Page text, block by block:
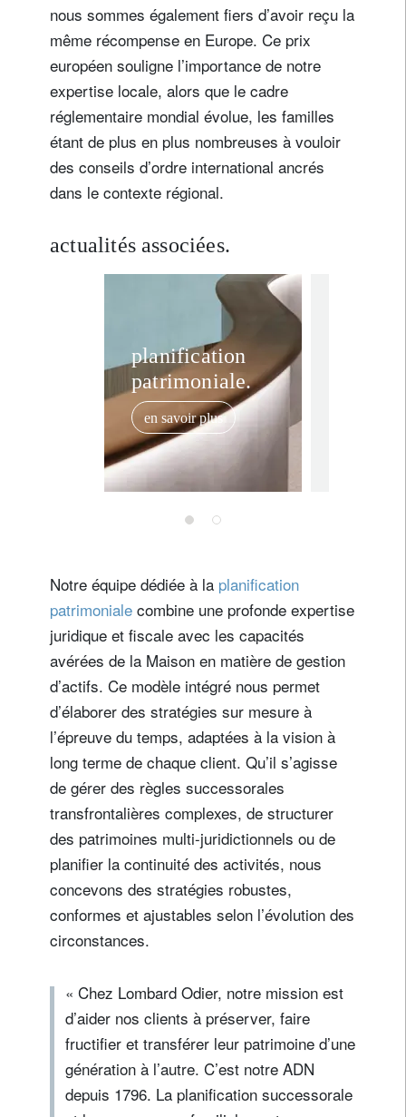
nous sommes également fiers d’avoir reçu la
même récompense en Europe. Ce prix
européen souligne l’importance de notre
expertise locale, alors que le cadre
réglementaire mondial évolue, les familles
étant de plus en plus nombreuses à vouloir
des conseils d’ordre international ancrés
dans le contexte régional.
actualités associées.
planification
patrimoniale.
en savoir plus
Notre équipe dédiée à la planification
patrimoniale combine une profonde expertise
juridique et fiscale avec les capacités
avérées de la Maison en matière de gestion
d’actifs. Ce modèle intégré nous permet
d’élaborer des stratégies sur mesure à
l’épreuve du temps, adaptées à la vision à
long terme de chaque client. Qu’il s’agisse
de gérer des règles successorales
transfrontalières complexes, de structurer
des patrimoines multi-juridictionnels ou de
planifier la continuité des activités, nous
concevons des stratégies robustes,
conformes et ajustables selon l’évolution des
circonstances.
« Chez Lombard Odier, notre mission est
d’aider nos clients à préserver, faire
fructifier et transférer leur patrimoine d’une
génération à l’autre. C’est notre ADN
depuis 1796. La planification successorale